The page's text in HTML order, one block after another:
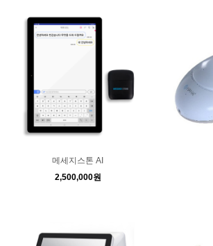
메세지스톤 AI
2,500,000원